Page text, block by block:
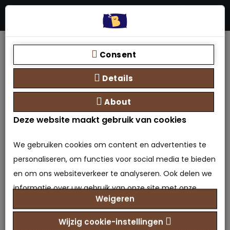
Zoeken
Elektrische Boxspring Bulut compleet met split
topper
Elektrische Boxspring Bulut
compleet met split topper
0 beoordeling(en)/ Geef beoordeling
Consent
Details
About
Deze website maakt gebruik van cookies
We gebruiken cookies om content en advertenties te
personaliseren, om functies voor social media te bieden
en om ons websiteverkeer te analyseren. Ook delen we
informatie over uw gebruik van onze site met onze
partners voor social media, adverteren en analyse. Deze
partners kunnen deze gegevens combineren met
Weigeren
Wijzig cookie-instellingen